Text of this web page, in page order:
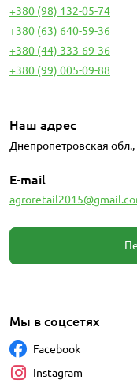
+380 (98) 132-05-74
+380 (63) 640-59-36
+380 (44) 333-69-36
+380 (99) 005-09-88
Наш адрес
Днепропетровская
E-mail
Мы в соцсетях
Facebook
Instagram